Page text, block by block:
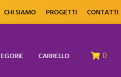
CHI SIAMO PROGETTI CONTATTI
CARRELLO 0